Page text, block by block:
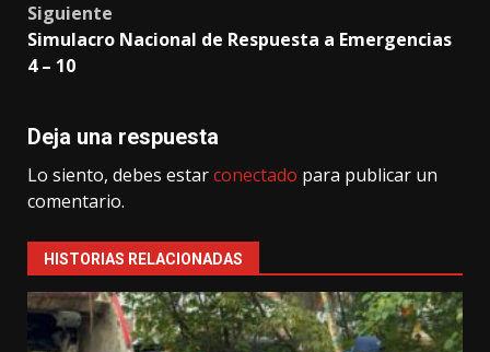
Siguiente
Simulacro Nacional de Respuesta a Emergencias
4 – 10
Deja una respuesta
Lo siento, debes estarconectado para publicar un
comentario.
HISTORIAS RELACIONADAS